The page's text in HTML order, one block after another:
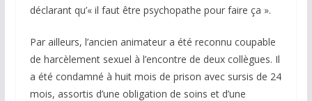
déclarant qu’« il faut être psychopathe pour faire ça ».
Par ailleurs, l’ancien animateur a été reconnu coupable
de harcèlement sexuel à l’encontre de deux collègues. Il
a été condamné à huit mois de prison avec sursis de 24
mois, assortis d’une obligation de soins et d’une